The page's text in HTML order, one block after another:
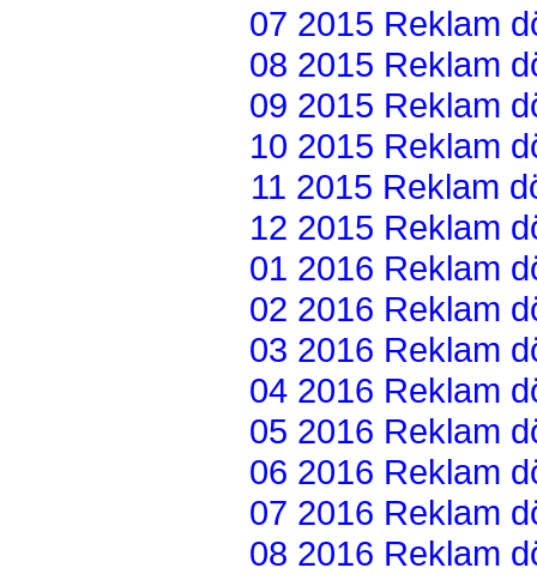
07 2015 Reklam
08 2015 Reklam
09 2015 Reklam
10 2015 Reklam
11 2015 Reklam
12 2015 Reklam
01 2016 Reklam
02 2016 Reklam
03 2016 Reklam
04 2016 Reklam
05 2016 Reklam
06 2016 Reklam
07 2016 Reklam
08 2016 Reklam